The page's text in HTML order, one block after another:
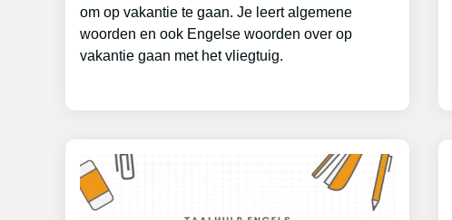
om op vakantie te gaan. Je leert algemene
woorden en ook Engelse woorden over op
vakantie gaan met het vliegtuig.